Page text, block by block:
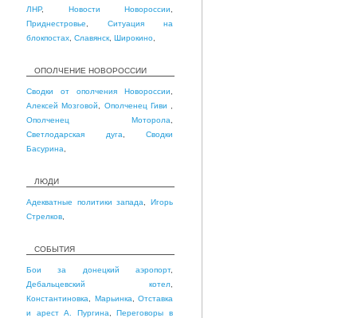
ЛНР, Новости Новороссии
Приднестровье
Ситуация на
блокпостах Славянск Широкино
ОПОЛЧЕНИЕ НОВОРОССИИ
Сводки от ополчения Новороссии
Алексей Мозговой
Ополченец Гиви
Ополченец Моторола
Светлодарская дуга
Сводки
Басурина
ЛЮДИ
Адекватные политики запада ,Игорь
Стрелков
СОБЫТИЯ
Бои за донецкий аэропорт,
Дебальцевский котел
Константиновка
Марьинка
Отставка
и арест А. Пургина ,Переговоры в